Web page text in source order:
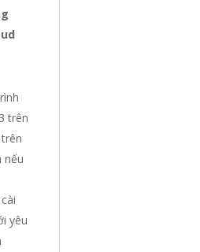
trên
nếu
yêu